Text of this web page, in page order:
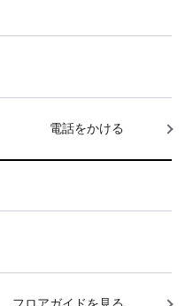
電話をかける